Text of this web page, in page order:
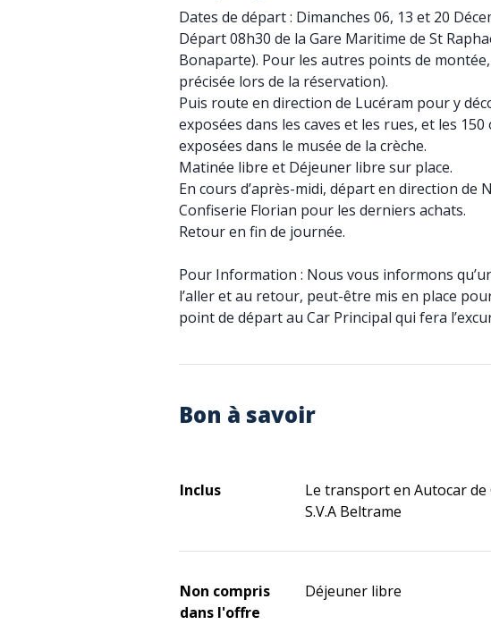
Dates de départ : Dimanches 06, 13 et 20
Départ 08h30 de la Gare Maritime de St
Bonaparte). Pour les autres points de
précisée lors de la réservation).
Puis route en direction de Lucéram pour y
exposées dans les caves et les rues, et les
exposées dans le musée de la crèche.
Matinée libre et Déjeuner libre sur place.
En cours d’après-midi, départ en direction de
Confiserie Florian pour les derniers achats.
Retour en fin de journée.
Pour Information : Nous vous informons
l’aller et au retour, peut-être mis en place
point de départ au Car Principal qui fera
Bon à savoir
Inclus
Le transport en Autocar
S.V.A Beltrame
Non compris
dans l'offre
Déjeuner libre